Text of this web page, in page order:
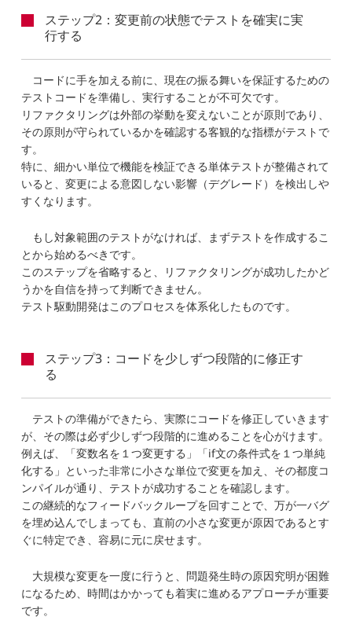
ステップ2：変更前の状態でテストを確実に実
行する
コードに手を加える前に、現在の振る舞いを保証するための
テストコードを準備し、実行することが不可欠です。
リファクタリングは外部の挙動を変えないことが原則であり、
その原則が守られているかを確認する客観的な指標がテストで
す。
特に、細かい単位で機能を検証できる単体テストが整備されて
いると、変更による意図しない影響（デグレード）を検出しや
すくなります。
もし対象範囲のテストがなければ、まずテストを作成するこ
とから始めるべきです。
このステップを省略すると、リファクタリングが成功したかど
うかを自信を持って判断できません。
テスト駆動開発はこのプロセスを体系化したものです。
ステップ3：コードを少しずつ段階的に修正す
る
テストの準備ができたら、実際にコードを修正していきます
が、その際は必ず少しずつ段階的に進めることを心がけます。
例えば、「変数名を１つ変更する」「if文の条件式を１つ単純
化する」といった非常に小さな単位で変更を加え、その都度コ
ンパイルが通り、テストが成功することを確認します。
この継続的なフィードバックループを回すことで、万が一バグ
を埋め込んでしまっても、直前の小さな変更が原因であるとす
ぐに特定でき、容易に元に戻せます。
大規模な変更を一度に行うと、問題発生時の原因究明が困難
になるため、時間はかかっても着実に進めるアプローチが重要
です。